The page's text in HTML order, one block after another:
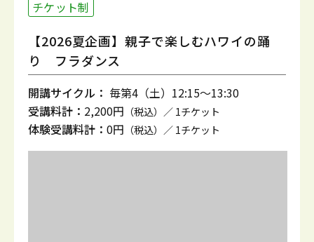
チケット制
【2026夏企画】親子で楽しむハワイの踊
り フラダンス
開講サイクル： 毎第4（土）12:15～13:30
受講料計： 2,200円 （税込）／ 1チケット
体験受講料計： 0円 （税込）／ 1チケット